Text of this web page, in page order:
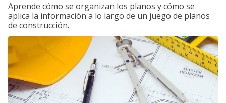
Aprende cómo se organizan los planos y cómo se
aplica la información a lo largo de un juego de planos
de construcción.